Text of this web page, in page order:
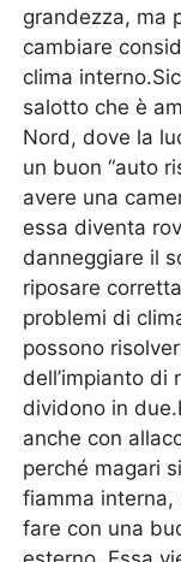
grandezza, ma
cambiare
clima
salotto che è
Nord, dove la
un buon “auto
avere una
essa diventa
danneggiare il
riposare
problemi di
possono
dell’impianto di
dividono in
anche con
perché magari
fiamma interna,
fare con una